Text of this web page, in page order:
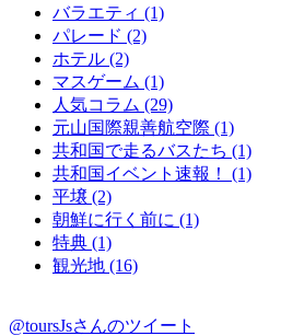
バラエティ (1)
パレード (2)
ホテル (2)
マスゲーム (1)
人気コラム (29)
元山国際親善航空際 (1)
共和国で走るバスたち (1)
共和国イベント速報！ (1)
平壌 (2)
朝鮮に行く前に (1)
特典 (1)
観光地 (16)
@toursJsさんのツイート